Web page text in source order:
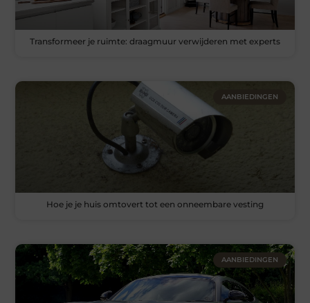
Transformeer je ruimte: draagmuur verwijderen met experts
AANBIEDINGEN
Hoe je je huis omtovert tot een onneembare vesting
AANBIEDINGEN